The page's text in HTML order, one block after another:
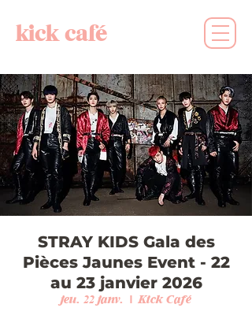
kick café
STRAY KIDS Gala des
Pièces Jaunes Event - 22
au 23 janvier 2026
jeu. 22 janv.
  |
Kick Café